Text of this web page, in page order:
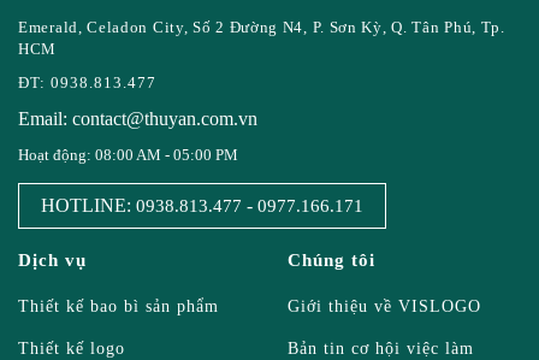
Emerald, Celadon City, Số 2 Đường N4, P. Sơn Kỳ, Q. Tân Phú, Tp.
HCM
ĐT: 0938.813.477
Email: contact@thuyan.com.vn
Hoạt động: 08:00 AM - 05:00 PM
HOTLINE: 0938.813.477 - 0977.166.171
Dịch vụ
Thiết kế bao bì sản phẩm
Thiết kế logo
Chúng tôi
Giới thiệu về VISLOGO
Bản tin cơ hội việc làm